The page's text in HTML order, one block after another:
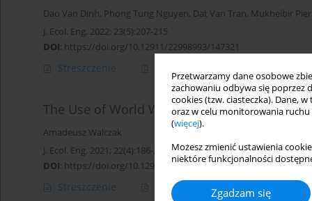
Przetwarzamy dane osobowe
zachowaniu odbywa się poprzez
cookies (tzw. ciasteczka). Dane,
oraz w celu monitorowania ruchu
(więcej).
Możesz zmienić ustawienia
niektóre funkcjonalności
Zgadzam się
Dao Van Dinh, Phong Tung Nguyen, Dat Van Tran, Mukheibir
J. Ecol. Eng. 2022; 23(5):207-215
DOI: https://doi.org/10.12911/22998993/147321
Streszczenie
The Use of World Water Resources in the
Amadeusz Walczak
J. Ecol. Eng. 2021; 22(4):186-206
DOI: https://doi.org/10.12911/22998993/134078
Streszczenie Artykuł (PDF)